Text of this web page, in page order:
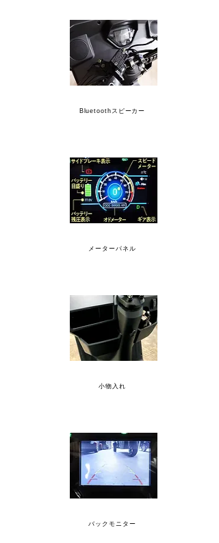
Bluetoothスピーカー
メーターパネル
小物入れ
バックモニター